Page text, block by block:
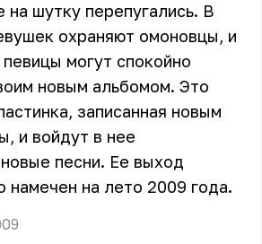
на шутку перепугались. В
охраняют омоновцы, и
могут спокойно
новым альбомом. Это
записанная новым
и войдут в нее
песни. Ее выход
намечен на лето 2009 года.